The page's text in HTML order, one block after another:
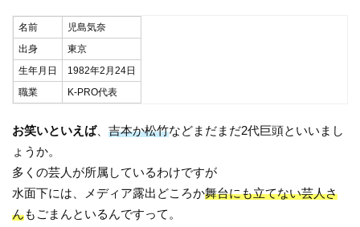
名前
児島気奈
出身
東京
生年月日
1982年2月24日
職業
K-PRO代表
お笑いといえば、吉本か松竹などまだまだ2代巨頭といいまし
ょうか。
多くの芸人が所属しているわけですが
水面下には、メディア露出どころか舞台にも立てない芸人さ
んもごまんといるんですって。